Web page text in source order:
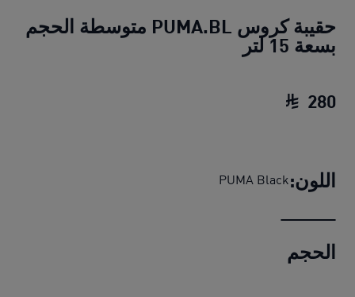
حقيبة كروس PUMA.BL متوسطة الحجم
بسعة 15 لتر
280
اللون:PUMA Black
الحجم